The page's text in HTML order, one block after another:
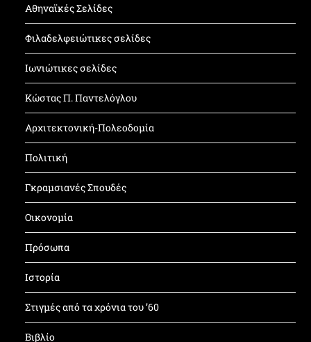
Αθηναϊκές Σελίδες
Φιλαδελφειώτικες σελίδες
Ιωνιώτικες σελίδες
Κώστας Π. Παντελόγλου
Αρχιτεκτονική-Πολεοδομία
Πολιτική
Γκραμσιανές Σπουδές
Οικονομία
Πρόσωπα
Ιστορία
Στιγμές από τα χρόνια του ’60
Βιβλίο